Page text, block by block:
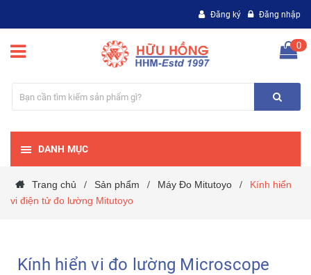
Đăng ký Đăng nhập
0
DANH MỤC
Trang chủ / Sản phẩm / Máy Đo Mitutoyo /
Kính hiển
vi điện tử đo lường Mitutoyo
Kính hiển vi đo lường Microscope